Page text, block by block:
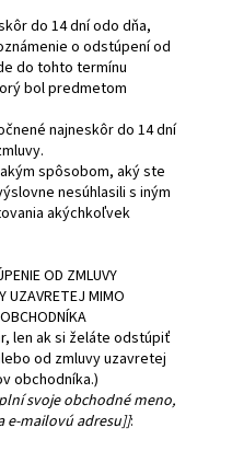
do 14 dní odo dňa,
o odstúpení od
do tohto termínu
bol predmetom
najneskôr do 14 dní
spôsobom, aký ste
nesúhlasili s iným
akýchkoľvek
OD ZMLUVY
UZAVRETEJ MIMO
len ak si želáte odstúpiť
od zmluvy uzavretej
obchodníka.)
svoje obchodné meno,
e-mailovú adresu]]: